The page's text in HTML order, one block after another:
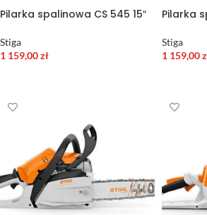
Pilarka spalinowa CS 545 15″
Stiga
1 159,00zł
Pilarka
Stiga
1 159,00